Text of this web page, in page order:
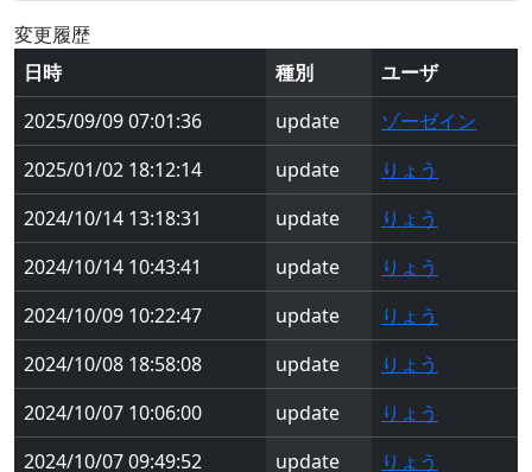
変更履歴
日時
種別
ユーザ
2025/09/09 07:01:36
update
ゾーゼイン
2025/01/02 18:12:14
update
りょう
2024/10/14 13:18:31
update
りょう
2024/10/14 10:43:41
update
りょう
2024/10/09 10:22:47
update
りょう
2024/10/08 18:58:08
update
りょう
2024/10/07 10:06:00
update
りょう
2024/10/07 09:49:52
update りょう